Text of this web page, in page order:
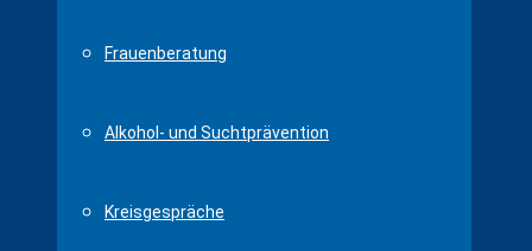
Frauenberatung
Alkohol- und Suchtprävention
Kreisgespräche